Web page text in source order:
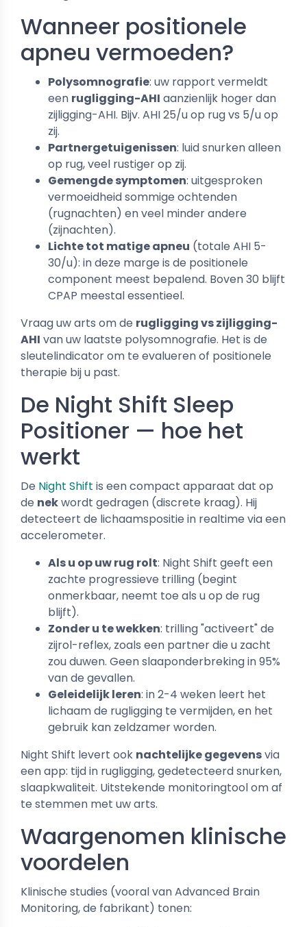
Wanneer positionele
apneu vermoeden?
Polysomnografie: uw rapport vermeldt
een rugligging-AHI aanzienlijk hoger dan
zijligging-AHI. Bijv. AHI 25/u op rug vs 5/u op
zij.
Partnergetuigenissen: luid snurken alleen
op rug, veel rustiger op zij.
Gemengde symptomen: uitgesproken
vermoeidheid sommige ochtenden
(rugnachten) en veel minder andere
(zijnachten).
Lichte tot matige apneu (totale AHI 5-
30/u): in deze marge is de positionele
component meest bepalend. Boven 30 blijft
CPAP meestal essentieel.
Vraag uw arts om de rugligging vs zijligging-
AHI van uw laatste polysomnografie. Het is de
sleutelindicator om te evalueren of positionele
therapie bij u past.
De Night Shift Sleep
Positioner — hoe het
werkt
De Night Shift is een compact apparaat dat op
de nekwordt gedragen (discrete kraag). Hij
detecteert de lichaamspositie in realtime via een
accelerometer.
Als u op uw rug rolt: Night Shift geeft een
zachte progressieve trilling (begint
onmerkbaar, neemt toe als u op de rug
blijft).
Zonder u te wekken: trilling "activeert" de
zijrol-reflex, zoals een partner die u zacht
zou duwen. Geen slaaponderbreking in 95%
van de gevallen.
Geleidelijk leren: in 2-4 weken leert het
lichaam de rugligging te vermijden, en het
gebruik kan zeldzamer worden.
Night Shift levert ook nachtelijke gegevensvia
een app: tijd in rugligging, gedetecteerd snurken,
slaapkwaliteit. Uitstekende monitoringtool om af
te stemmen met uw arts.
Waargenomen klinische
voordelen
Klinische studies (vooral van Advanced Brain
Monitoring, de fabrikant) tonen: